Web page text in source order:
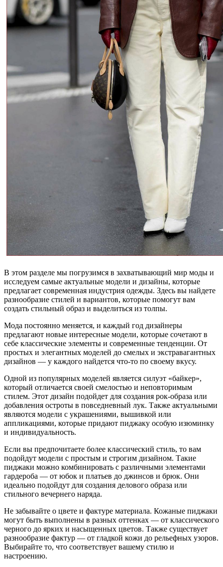
В этом разделе мы погрузимся в захватывающий мир моды и
исследуем самые актуальные модели и дизайны, которые
предлагает современная индустрия одежды. Здесь вы найдете
разнообразие стилей и вариантов, которые помогут вам
создать стильный образ и выделиться из толпы.
Мода постоянно меняется, и каждый год дизайнеры
предлагают новые интересные модели, которые сочетают в
себе классические элементы и современные тенденции. От
простых и элегантных моделей до смелых и экстравагантных
дизайнов — у каждого найдется что-то по своему вкусу.
Одной из популярных моделей является силуэт «байкер»,
который отличается своей смелостью и неповторимым
стилем. Этот дизайн подойдет для создания рок-образа или
добавления остроты в повседневный лук. Также актуальными
являются модели с украшениями, вышивкой или
аппликациями, которые придают пиджаку особую изюминку
и индивидуальность.
Если вы предпочитаете более классический стиль, то вам
подойдут модели с простым и строгим дизайном. Такие
пиджаки можно комбинировать с различными элементами
гардероба — от юбок и платьев до джинсов и брюк. Они
идеально подойдут для создания делового образа или
стильного вечернего наряда.
Не забывайте о цвете и фактуре материала. Кожаные пиджаки
могут быть выполнены в разных оттенках — от классического
черного до ярких и насыщенных цветов. Также существует
разнообразие фактур — от гладкой кожи до рельефных узоров.
Выбирайте то, что соответствует вашему стилю и
настроению.